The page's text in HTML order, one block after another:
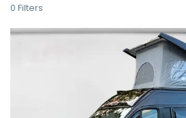
0 Filters